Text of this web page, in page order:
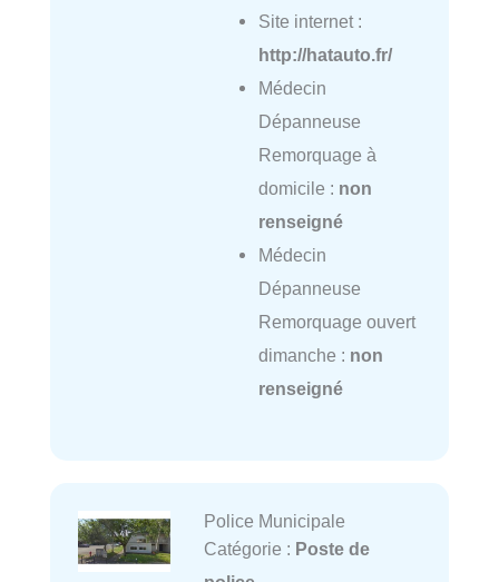
Site internet :
http://hatauto.fr/
Médecin
Dépanneuse
Remorquage à
domicile : non
renseigné
Médecin
Dépanneuse
Remorquage ouvert
dimanche : non
renseigné
Police Municipale
Catégorie : Poste de